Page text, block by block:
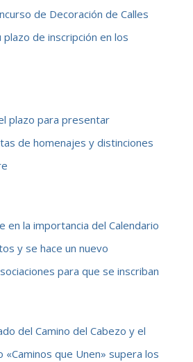
de Decoración de Calles
plazo de inscripción en los
plazo para presentar
de homenajes y distinciones
en la importancia del Calendario
y se hace un nuevo
para que se inscriban
del Camino del Cabezo y el
«Caminos que Unen» supera los